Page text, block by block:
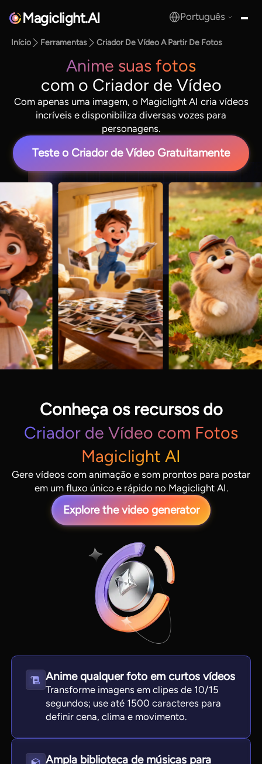
Magiclight.AI
View all tools
Português
Início Ferramentas Criador De Vídeo A Partir De Fotos
Anime suas fotos
com o Criador de Vídeo
Com apenas uma imagem, o Magiclight AI cria vídeos
incríveis e disponibiliza diversas vozes para
personagens.
Teste o Criador de Vídeo Gratuitamente
Conheça os recursos do
Criador de Vídeo com Fotos
Magiclight AI
Gere vídeos com animação e som prontos para postar
em um fluxo único e rápido no Magiclight AI.
Explore the video generator
Anime qualquer foto em curtos vídeos
Transforme imagens em clipes de 10/15
segundos; use até 1500 caracteres para
definir cena, clima e movimento.
Ampla biblioteca de músicas para